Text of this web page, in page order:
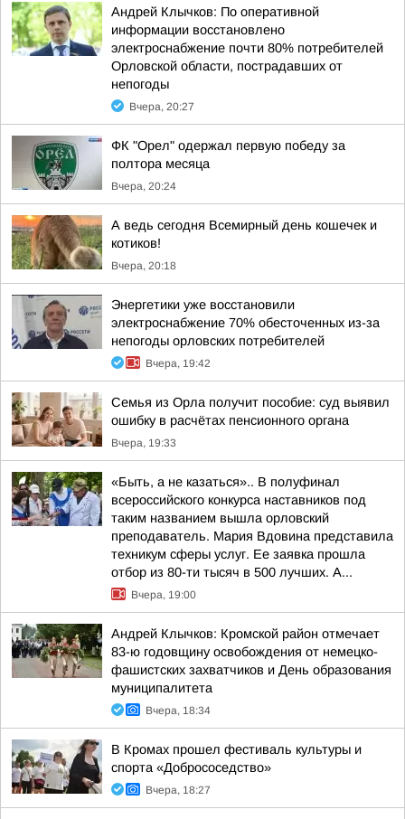
Андрей Клычков: По оперативной
информации восстановлено
электроснабжение почти 80% потребителей
Орловской области, пострадавших от
непогоды
Вчера, 20:27
ФК "Орел" одержал первую победу за
полтора месяца
Вчера, 20:24
А ведь сегодня Всемирный день кошечек и
котиков!
Вчера, 20:18
Энергетики уже восстановили
электроснабжение 70% обесточенных из-за
непогоды орловских потребителей
Вчера, 19:42
Семья из Орла получит пособие: суд выявил
ошибку в расчётах пенсионного органа
Вчера, 19:33
«Быть, а не казаться».. В полуфинал
всероссийского конкурса наставников под
таким названием вышла орловский
преподаватель. Мария Вдовина представила
техникум сферы услуг. Ее заявка прошла
отбор из 80-ти тысяч в 500 лучших. А...
Вчера, 19:00
Андрей Клычков: Кромской район отмечает
83-ю годовщину освобождения от немецко-
фашистских захватчиков и День образования
муниципалитета
Вчера, 18:34
В Кромах прошел фестиваль культуры и
спорта «Добрососедство»
Вчера, 18:27